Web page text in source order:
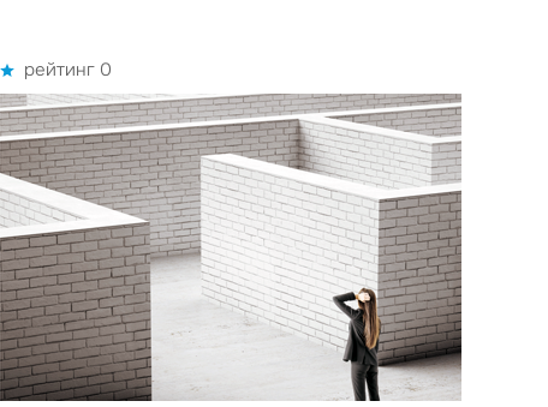
рейтинг 0